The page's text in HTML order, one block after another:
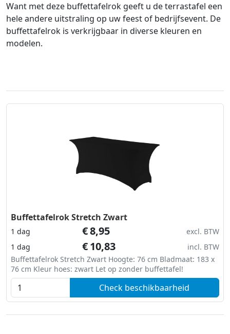
Want met deze buffettafelrok geeft u de terrastafel een
hele andere uitstraling op uw feest of bedrijfsevent. De
buffettafelrok is verkrijgbaar in diverse kleuren en
modelen.
Buffettafelrok Stretch Zwart
1 dag €8,95
excl. BTW
1 dag
€10,83
incl. BTW
Buffettafelrok Stretch Zwart Hoogte: 76 cm Bladmaat: 183 x
76 cm Kleur hoes: zwart Let op zonder buffettafel!
Check beschikbaarheid